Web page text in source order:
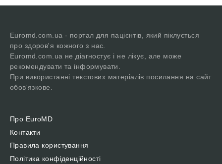
Euromd.com.ua - портал для пацієнтів, який піклується
про здоров'я кожного з нас.
Euromd.com.ua не діагностує і не лікує, але може
рекомендувати та інформувати.
При використанні текстових матеріалів посилання на сайт
обов'язкове.
Про EuroMD
Контакти
Правила користування
Політика конфіденційності